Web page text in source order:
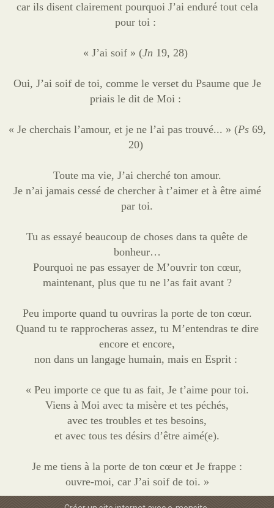
car ils disent clairement pourquoi J’ai enduré tout cela
pour toi :
« J’ai soif » (Jn 19, 28)
Oui, J’ai soif de toi, comme le verset du Psaume que Je
priais le dit de Moi :
« Je cherchais l’amour, et je ne l’ai pas trouvé... » (Ps69,
20)
Toute ma vie, J’ai cherché ton amour.
Je n’ai jamais cessé de chercher à t’aimer et à être aimé
par toi.
Tu as essayé beaucoup de choses dans ta quête de
bonheur…
Pourquoi ne pas essayer de M’ouvrir ton cœur,
maintenant, plus que tu ne l’as fait avant ?
Peu importe quand tu ouvriras la porte de ton cœur.
Quand tu te rapprocheras assez, tu M’entendras te dire
encore et encore,
non dans un langage humain, mais en Esprit :
« Peu importe ce que tu as fait, Je t’aime pour toi.
Viens à Moi avec ta misère et tes péchés,
avec tes troubles et tes besoins,
et avec tous tes désirs d’être aimé(e).
Je me tiens à la porte de ton cœur et Je frappe :
ouvre-moi, car J’ai soif de toi. »